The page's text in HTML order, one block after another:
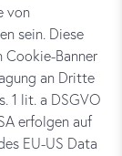
von
sein. Diese
Banner
an Dritte
1 lit. a DSGVO
erfolgen auf
EU-US Data